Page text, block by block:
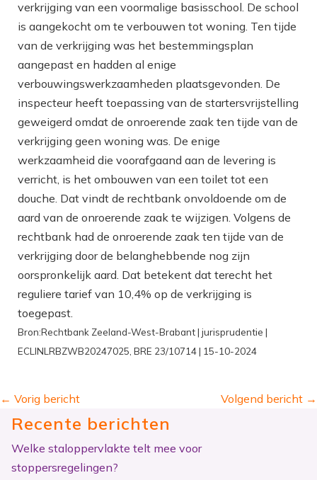
verkrijging van een voormalige basisschool. De school
is aangekocht om te verbouwen tot woning. Ten tijde
van de verkrijging was het bestemmingsplan
aangepast en hadden al enige
verbouwingswerkzaamheden plaatsgevonden. De
inspecteur heeft toepassing van de startersvrijstelling
geweigerd omdat de onroerende zaak ten tijde van de
verkrijging geen woning was. De enige
werkzaamheid die voorafgaand aan de levering is
verricht, is het ombouwen van een toilet tot een
douche. Dat vindt de rechtbank onvoldoende om de
aard van de onroerende zaak te wijzigen. Volgens de
rechtbank had de onroerende zaak ten tijde van de
verkrijging door de belanghebbende nog zijn
oorspronkelijk aard. Dat betekent dat terecht het
reguliere tarief van 10,4% op de verkrijging is
toegepast.
Bron:Rechtbank Zeeland-West-Brabant | jurisprudentie |
ECLINLRBZWB20247025, BRE 23/10714 | 15-10-2024
← Vorig bericht Volgend bericht →
Recente berichten
Welke staloppervlakte telt mee voor
stoppersregelingen?